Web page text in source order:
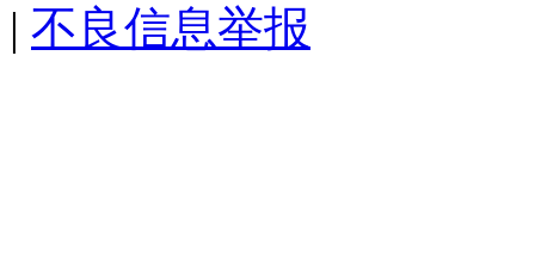
| 不良信息举报